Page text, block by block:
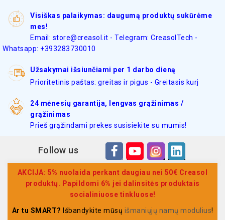
Visiškas palaikymas: daugumą produktų sukūrėme
mes!
Email: store@creasol.it - Telegram: CreasolTech -
Whatsapp: +393283730010
Užsakymai išsiunčiami per 1 darbo dieną
Prioritetinis paštas: greitas ir pigus - Greitasis kurj
24 mėnesių garantija, lengvas grąžinimas /
grąžinimas
Prieš grąžindami prekes susisiekite su mumis!
Follow us
AKCIJA: 5% nuolaida perkant daugiau nei 50€ Creasol
produktų. Papildomi 6% jei dalinsitės produktais
socialiniuose tinkluose!
Ar tu SMART? Išbandykite mūsų išmaniųjų namų modulius!